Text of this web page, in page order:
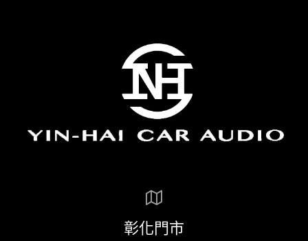
彰化門市